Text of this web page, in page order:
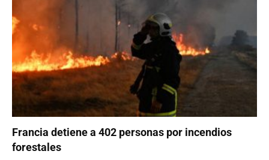
Francia detiene a 402 personas por incendios
forestales